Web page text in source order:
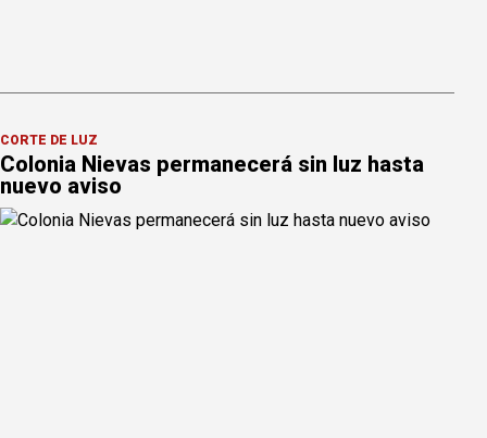
CORTE DE LUZ
Colonia Nievas permanecerá sin luz hasta
nuevo aviso